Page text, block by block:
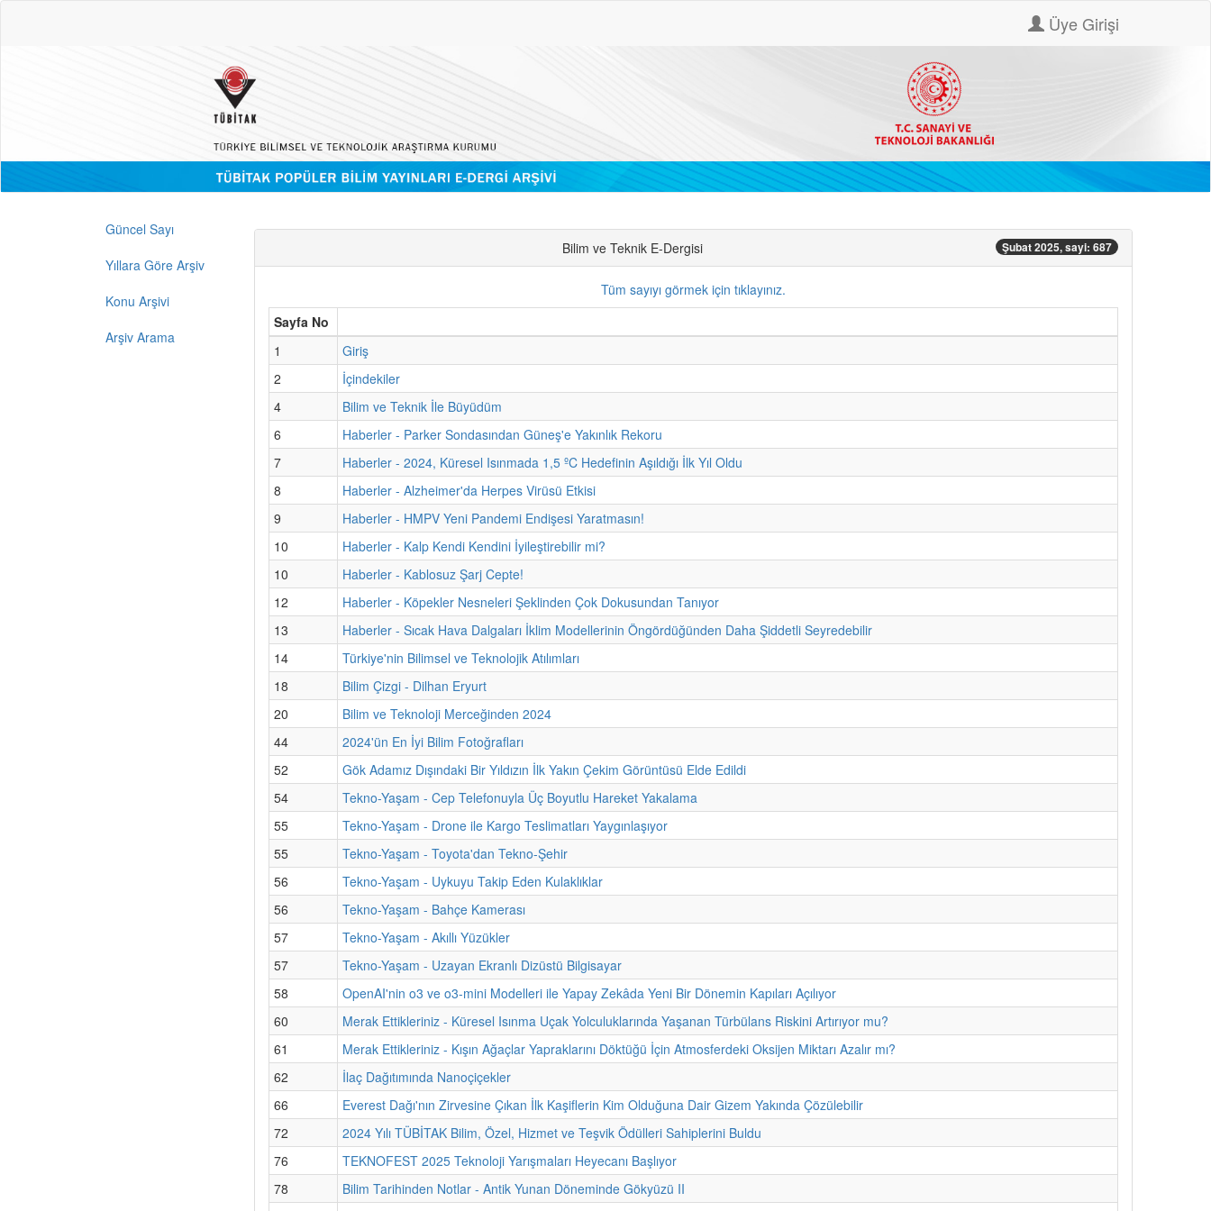
Üye Girişi
Güncel Sayı
Yıllara Göre Arşiv
Konu Arşivi
Arşiv Arama
Bilim ve Teknik E-Dergisi Şubat 2025, sayi: 687
Tüm sayıyı görmek için tıklayınız.
Sayfa No
1
Giriş
2
İçindekiler
4
Bilim ve Teknik İle Büyüdüm
6
Haberler - Parker Sondasından Güneş'e Yakınlık Rekoru
7
Haberler - 2024, Küresel Isınmada 1,5 ºC Hedefinin Aşıldığı İlk Yıl Oldu
8
Haberler - Alzheimer'da Herpes Virüsü Etkisi
9
Haberler - HMPV Yeni Pandemi Endişesi Yaratmasın!
10
Haberler - Kalp Kendi Kendini İyileştirebilir mi?
10
Haberler - Kablosuz Şarj Cepte!
12
Haberler - Köpekler Nesneleri Şeklinden Çok Dokusundan Tanıyor
13
Haberler - Sıcak Hava Dalgaları İklim Modellerinin Öngördüğünden Daha Şiddetli Seyredebilir
14
Türkiye'nin Bilimsel ve Teknolojik Atılımları
18
Bilim Çizgi - Dilhan Eryurt
20
Bilim ve Teknoloji Merceğinden 2024
44
2024'ün En İyi Bilim Fotoğrafları
52
Gök Adamız Dışındaki Bir Yıldızın İlk Yakın Çekim Görüntüsü Elde Edildi
54
Tekno-Yaşam - Cep Telefonuyla Üç Boyutlu Hareket Yakalama
55
Tekno-Yaşam - Drone ile Kargo Teslimatları Yaygınlaşıyor
55
Tekno-Yaşam - Toyota'dan Tekno-Şehir
56
Tekno-Yaşam - Uykuyu Takip Eden Kulaklıklar
56
Tekno-Yaşam - Bahçe Kamerası
57
Tekno-Yaşam - Akıllı Yüzükler
57
Tekno-Yaşam - Uzayan Ekranlı Dizüstü Bilgisayar
58
OpenAI'nin o3 ve o3-mini Modelleri ile Yapay Zekâda Yeni Bir Dönemin Kapıları Açılıyor
60
Merak Ettikleriniz - Küresel Isınma Uçak Yolculuklarında Yaşanan Türbülans Riskini Artırıyor mu?
61
Merak Ettikleriniz - Kışın Ağaçlar Yapraklarını Döktüğü İçin Atmosferdeki Oksijen Miktarı Azalır mı?
62
İlaç Dağıtımında Nanoçiçekler
66
Everest Dağı'nın Zirvesine Çıkan İlk Kaşiflerin Kim Olduğuna Dair Gizem Yakında Çözülebilir
72
2024 Yılı TÜBİTAK Bilim, Özel, Hizmet ve Teşvik Ödülleri Sahiplerini Buldu
76
TEKNOFEST 2025 Teknoloji Yarışmaları Heyecanı Başlıyor
78
Bilim Tarihinden Notlar - Antik Yunan Döneminde Gökyüzü II